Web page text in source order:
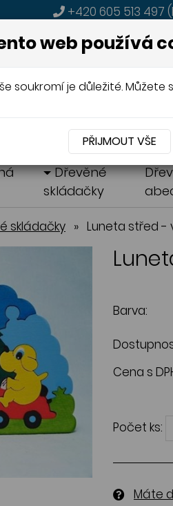
+420 605 513 497
PRODEJ
Dřevěné
skládačky
skládačky » Luneta střed -
Barva:
Cena s
Počet ks:
Máte
web používá
soukromí je důležité.
PŘIJMOUT VŠE